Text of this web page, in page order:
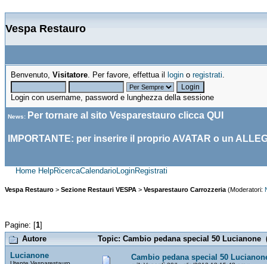
Vespa Restauro
Benvenuto, Visitatore. Per favore, effettua il login o registrati.
Login con username, password e lunghezza della sessione
News: Per tornare al sito Vesparestauro clicca QUI
IMPORTANTE: per inserire il proprio AVATAR o un
Home HelpRicercaCalendarioLoginRegistrati
Vespa Restauro > Sezione Restauri VESPA > Vesparestauro Carrozzeria (Moderatori:
Pagine: [1]
Autore
Topic: Cambio pedana special 50 Lucianone
Lucianone
Cambio pedana special 50